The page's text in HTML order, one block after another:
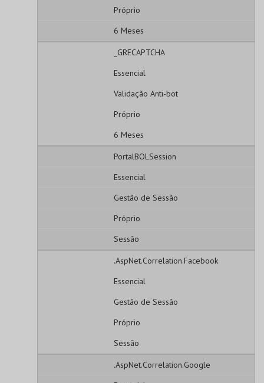
Próprio
6 Meses
_GRECAPTCHA
Essencial
Validação Anti-bot
Próprio
6 Meses
PortalBOLSession
Essencial
Gestão de Sessão
Próprio
Sessão
.AspNet.Correlation.Facebook
Essencial
Gestão de Sessão
Próprio
Sessão
.AspNet.Correlation.Google